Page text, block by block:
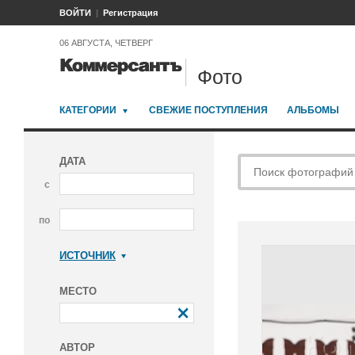
ВОЙТИ Регистрация
06 АВГУСТА, ЧЕТВЕРГ
Фото
КАТЕГОРИИ СВЕЖИЕ ПОСТУПЛЕНИЯ АЛЬБОМЫ
ДАТА
с
по
ИСТОЧНИК
МЕСТО
АВТОР